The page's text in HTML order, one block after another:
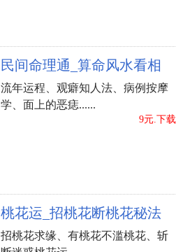
民间命理通_算命风水看相
流年运程、观癖知人法、病例按摩
学、面上的恶痣......
9元.下载
桃花运_招桃花断桃花秘法
招桃花求缘、有桃花不滥桃花、斩